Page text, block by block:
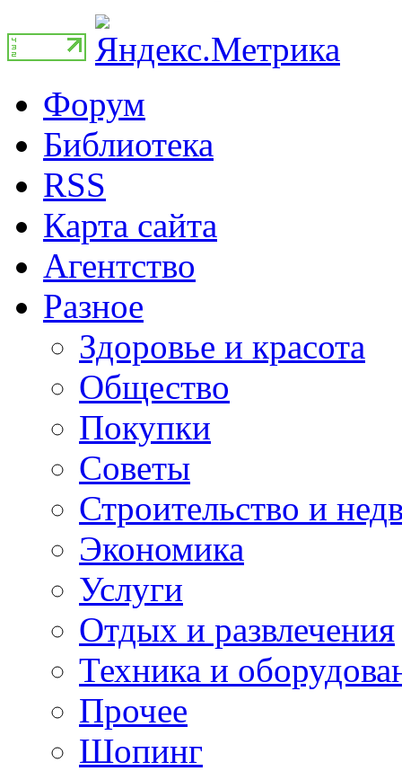
Форум
Библиотека
RSS
Карта сайта
Агентство
Разное
Здоровье и красота
Общество
Покупки
Советы
Строительство и
Экономика
Услуги
Отдых и развлечения
Техника и
Прочее
Шопинг